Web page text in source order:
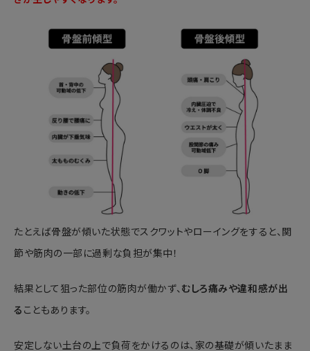
たとえば骨盤が傾いた状態でスクワットやローイングをすると、関
節や筋肉の一部に過剰な負担が集中！
結果として狙った部位の筋肉が働かず、むしろ痛みや違和感が出
る こともあります。
安定しない土台の上で負荷をかけるのは、家の基礎が傾いたまま